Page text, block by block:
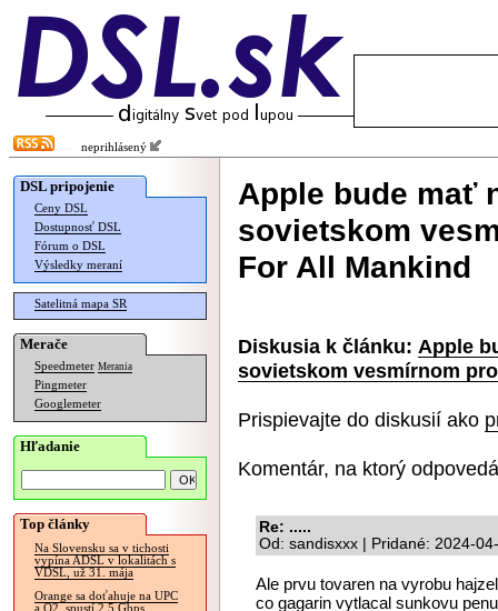
neprihlásený
DSL pripojenie
Ceny DSL
Dostupnosť DSL
Fórum o DSL
Výsledky meraní
Satelitná mapa SR
Merače
Speedmeter Merania
Pingmeter
Googlemeter
Hľadanie
Top články
Na Slovensku sa v tichosti
vypína ADSL v lokalitách s
VDSL, už 31. mája
Orange sa doťahuje na UPC
a O2, spustí 2.5 Gbps
Apple bude mať
sovietskom
For All Mankind
Diskusia k článku: Apple
sovietskom vesmírnom
Prispievajte do diskusií ako
Komentár, na ktorý
Re: .....
Od: sandisxxx | Pridané: 2024-
Ale prvu tovaren na vyrobu
co gagarin vytlacal sunkovu